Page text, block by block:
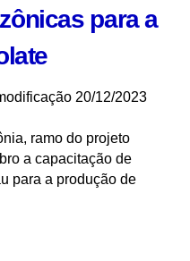
para a
20/12/2023
ramo do projeto
a capacitação de
para a produção de